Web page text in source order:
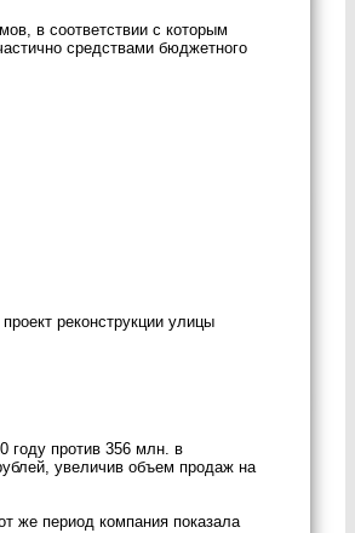
в соответствии с которым
средствами бюджетного
реконструкции улицы
году против 356 млн. в
увеличив объем продаж на
же период компания показала